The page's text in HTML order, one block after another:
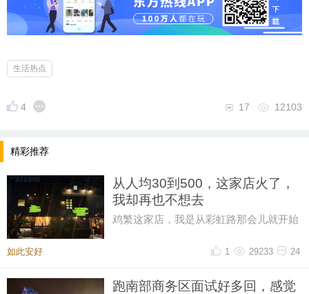
生活热点
4 12103
17
精彩推荐
从人均30到500，这家店火了，
我却再也不想去
鸡繁这家店，我是从彩虹路那会儿就开始
声再多，我也愿意去，那时候感
如此安好 24
29233
1
跑南部商务区面试好多回，感觉